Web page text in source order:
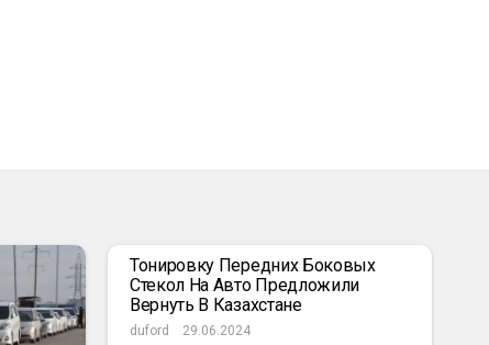
Тонировку Передних Боковых
Стекол На Авто Предложили
Вернуть В Казахстане
duford 29.06.2024